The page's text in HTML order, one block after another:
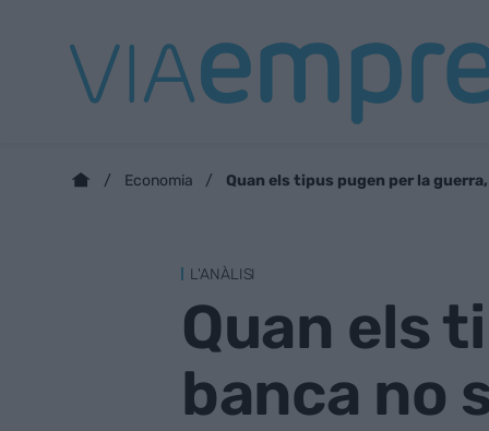
Economia Quan els tipus pugen per la
L'ANÀLISI
Quan els
banca no